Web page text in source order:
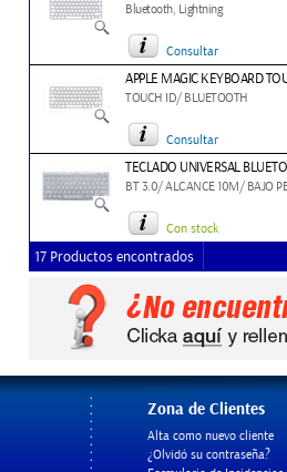
Bluetooth, Lightning
Consultar
APPLE MAGIC KEYBOARD
TOUCH ID/ BLUETOOTH
Consultar
TECLADO UNIVERSAL
BT 3.0/ ALCANCE 10M/ BAJO
Con stock
17 Productos encontrados
Zona de Clientes
Alta como nuevo cliente
¿Olvidó su contraseña?